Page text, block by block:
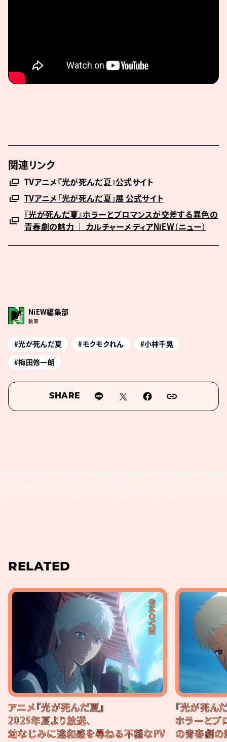
関連リンク
TVアニメ『光が死んだ夏』公式サイト
TVアニメ「光が死んだ夏」展 公式サイト
『光が死んだ夏』ホラーとブロマンスが交差する異色の
青春劇の魅力 ｜ カルチャーメディアNiEW（ニュー）
NiEW編集部
執筆
#光が死んだ夏 #モクモクれん #小林千晃
#梅田修一朗
SHARE
RELATED
#MOVIE
アニメ『光が死んだ夏』
2025年夏より放送、
幼なじみに違和感を尋ねる不穏なPV
『光が死ん
ホラーとブ
の青春劇の